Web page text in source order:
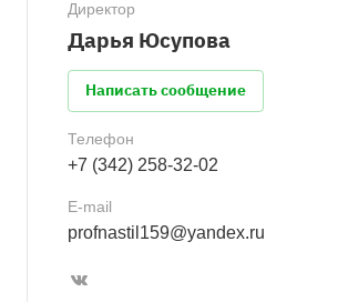
Директор
Дарья Юсупова
Написать сообщение
Телефон
+7 (342) 258-32-02
E-mail
profnastil159@yandex.ru